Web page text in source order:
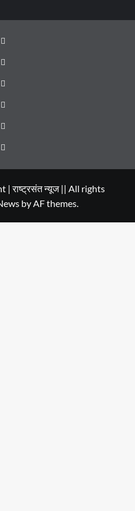
About
WEB
SERIES
TO
Dehradun
Smart
City
Life
in
Dehradun
Places
to
in
Dehradun
सम्पर्क
राष्ट्रसंत न्यूज || All rights
by AF themes.